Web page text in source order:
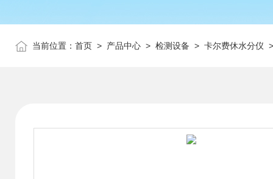
当前位置： 首页 > 产品中心 > 检测设备 > 卡尔费休水分仪